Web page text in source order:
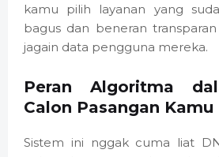
kamu pilih layanan yang
bagus dan beneran
jagain data pengguna mereka.
Peran Algoritma
Calon Pasangan Kamu
Sistem ini nggak cuma liat